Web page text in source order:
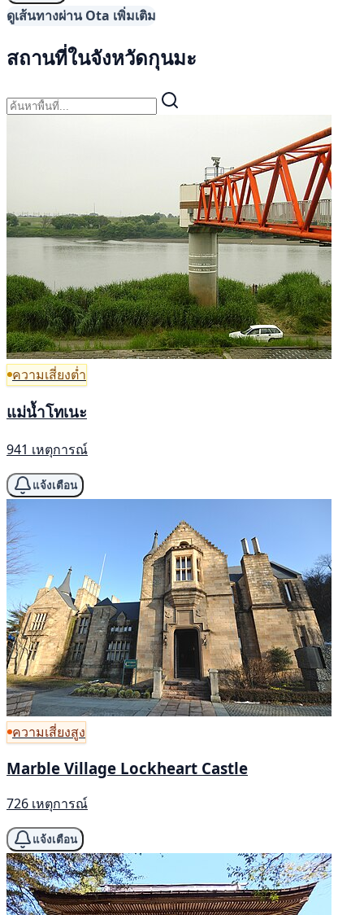
ดูเส้นทางผ่าน Ota เพิ่มเติม
สถานที่ในจังหวัดกุนมะ
ความเสี่ยงต่ำ
แม่น้ำโทเนะ
941 เหตุการณ์
แจ้งเตือน
ความเสี่ยงสูง
Marble Village Lockheart Castle
726 เหตุการณ์
แจ้งเตือน